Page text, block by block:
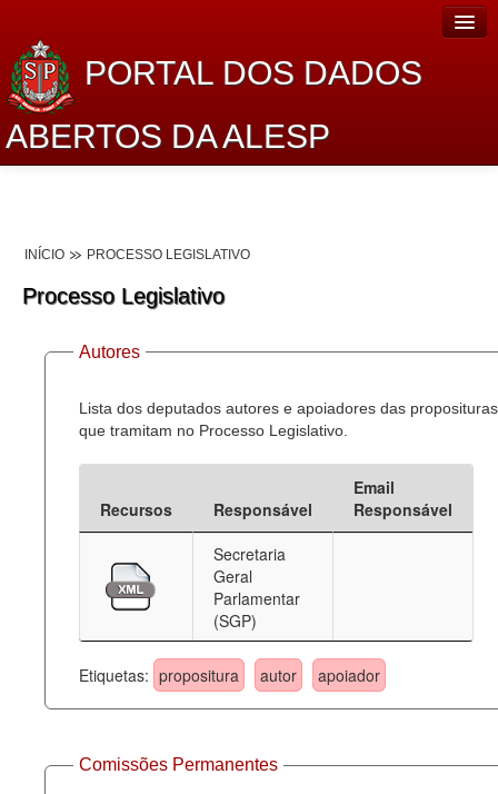
PORTAL DOS DADOS
ABERTOS DA ALESP
Lei de Acesso à Informação
Dados Governamentais Abertos
Planejamento
Catálogo de dados
Deputados Estaduais
Administração
Agenda
Perguntas frequentes
Contato
INÍCIO PROCESSO LEGISLATIVO
Processo Legislativo
Autores
Lista dos deputados autores e apoiadores das proposituras
que tramitam no Processo Legislativo.
Recursos Responsável
Email
Responsável
Secretaria
Geral
Parlamentar
(SGP)
Etiquetas: propositura autor apoiador
Comissões Permanentes